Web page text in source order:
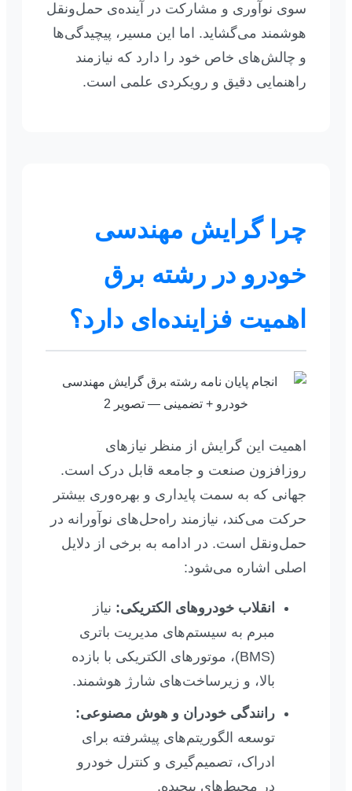
سوی نوآوری و مشارکت در آینده‌ی حمل‌ونقل
هوشمند می‌گشاید. اما این مسیر، پیچیدگی‌ها
و چالش‌های خاص خود را دارد که نیازمند
راهنمایی دقیق و رویکردی علمی است.
چرا گرایش مهندسی
خودرو در رشته برق
اهمیت فزاینده‌ای دارد؟
اهمیت این گرایش از منظر نیازهای
روزافزون صنعت و جامعه قابل درک است.
جهانی که به سمت پایداری و بهره‌وری بیشتر
حرکت می‌کند، نیازمند راه‌حل‌های نوآورانه در
حمل‌ونقل است. در ادامه به برخی از دلایل
اصلی اشاره می‌شود:
انقلاب خودروهای الکتریکی: نیاز
مبرم به سیستم‌های مدیریت باتری
(BMS)، موتورهای الکتریکی با بازده
بالا، و زیرساخت‌های شارژ هوشمند.
رانندگی خودران و هوش مصنوعی:
توسعه الگوریتم‌های پیشرفته برای
ادراک، تصمیم‌گیری و کنترل خودرو
در محیط‌های پیچیده.